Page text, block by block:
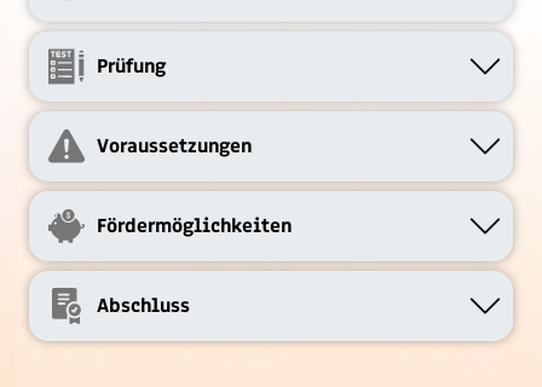
Prüfung
Voraussetzungen
Fördermöglichkeiten
Abschluss